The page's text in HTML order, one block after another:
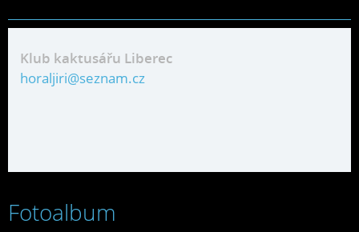
Klub kaktusářu Liberec
horaljiri@seznam.cz
Fotoalbum